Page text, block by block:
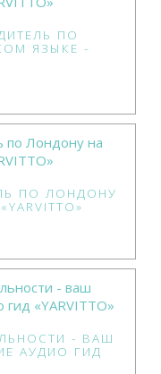
ПО
ЯЗЫКЕ -
ПО ЛОНДОНУ
- ВАШ
АУДИО ГИД